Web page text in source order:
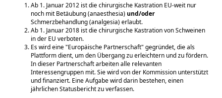
Ab 1. Januar 2012 ist die chirurgische Kastration EU-weit nur
noch mit Betäubung (anaesthesia)und/oder
Schmerzbehandlung (analgesia) erlaubt.
Ab 1. Januar 2018 ist die chirurgische Kastration von Schweinen
in der EU verboten.
Es wird eine Europäische Partnerschaft gegründet, die als
Plattform dient, um den Übergang zu erleichtern und zu fördern.
In dieser Partnerschaft arbeiten alle relevanten
Interessengruppen mit. Sie wird von der Kommission unterstützt
und finanziert. Eine Aufgabe wird darin bestehen, einen
jährlichen Statusbericht zu verfassen.